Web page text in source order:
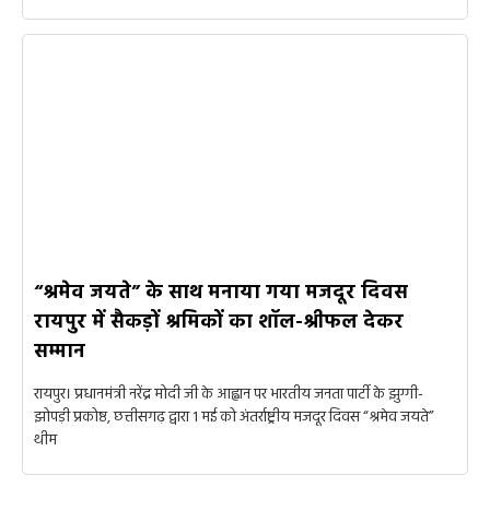
“श्रमेव जयते” के साथ मनाया गया मजदूर दिवस
रायपुर में सैकड़ों श्रमिकों का शॉल-श्रीफल देकर
सम्मान
रायपुर। प्रधानमंत्री नरेंद्र मोदी जी के आह्वान पर भारतीय जनता पार्टी के झुग्गी-
झोपड़ी प्रकोष्ठ, छत्तीसगढ़ द्वारा 1 मई को अंतर्राष्ट्रीय मजदूर दिवस “श्रमेव जयते”
थीम